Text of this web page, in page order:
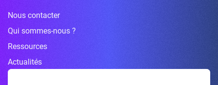
Nous contacter
Qui sommes-nous ?
Ressources
Actualités